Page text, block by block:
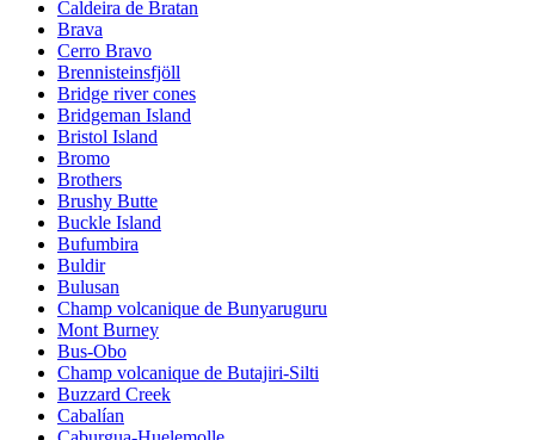
Caldeira de Bratan
Brava
Cerro Bravo
Brennisteinsfjöll
Bridge river cones
Bridgeman Island
Bristol Island
Bromo
Brothers
Brushy Butte
Buckle Island
Bufumbira
Buldir
Bulusan
Champ volcanique de Bunyaruguru
Mont Burney
Bus-Obo
Champ volcanique de Butajiri-Silti
Buzzard Creek
Cabalían